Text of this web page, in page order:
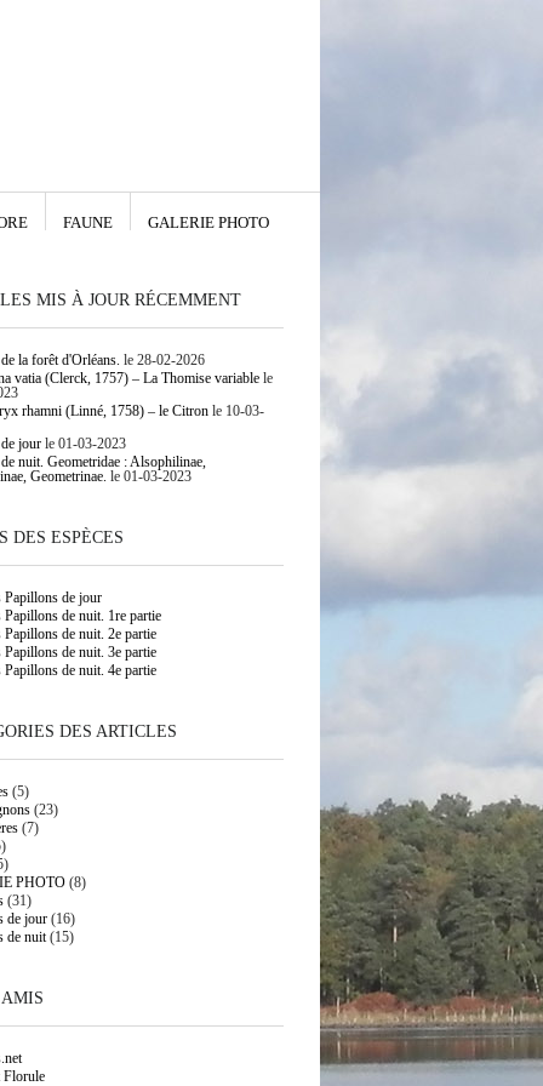
FAUNE GALERIE PHOTO
MIS À JOUR RÉCEMMENT
la forêt d'Orléans. le 28-02-2026
vatia (Clerck, 1757) – La Thomise variablele
rhamni (Linné, 1758) – le Citronle 10-03-
jourle 01-03-2023
nuit. Geometridae : Alsophilinae,
Geometrinae. le 01-03-2023
DES ESPÈCES
Papillons de jour
Papillons de nuit. 1re partie
Papillons de nuit. 2e partie
Papillons de nuit. 3e partie
Papillons de nuit. 4e partie
DES ARTICLES
(5)
(23)
(7)
PHOTO(8)
(31)
de jour(16)
de nuit(15)
Florule